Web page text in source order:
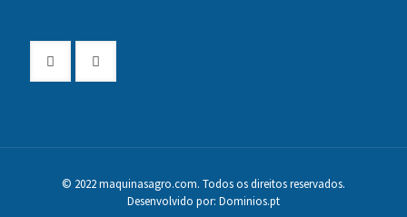
© 2022 maquinasagro.com. Todos os direitos reservados.
Desenvolvido por: Dominios.pt